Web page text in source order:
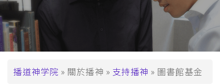
面
播道神学院 關於播神 支持播神 圖書館基金